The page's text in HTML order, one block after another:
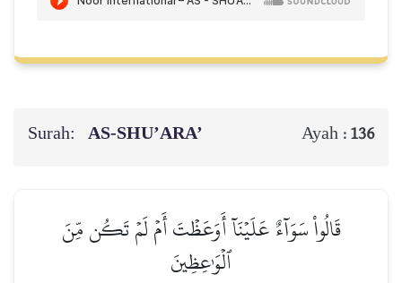
Surah: AS-SHU’ARA’ Ayah : 136
قَالُواْ سَوَآءٌ عَلَيۡنَآ أَوَعَظۡتَ أَمۡ لَمۡ تَكُن مِّنَ
ٱلۡوَٰعِظِينَ